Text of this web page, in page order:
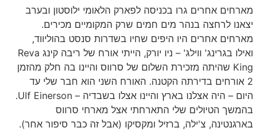
מארחים אחרים גרו בכניסה לפארק הלאומי ילוסטון ובערב
יצאנו לרחצה בנהר מים חמים שרק המקומיים מכירים.
מארחים אחרים היו היפים שחיו בשדרות סנסט בהוליווד,
ואילו בגרינג' ווילג' – ניו יורק, הייתי אורח של ריבה קינג Reva
King שהיתה מזכירת השלום של סרווס והיינו בה חלק מהזמן
2 אורחים בדירתה הקטנה. האורח השני הוא חבר שלי עד
היום – היה אצלנו בארץ והיינו אצלו בשבדיה – Ulf Einerson.
בהמשך הטיולים שלי התארחתי אצל מארחי סרווס
בארגנטינה, צ'ילה, ברזיל ומקסיקו (אבל זה כבר סיפור אחר).